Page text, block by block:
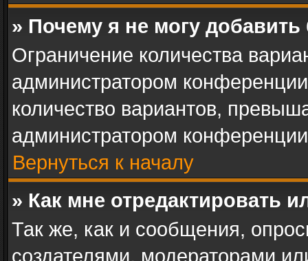
» Почему я не могу
Ограничение количества
администратором
количество вариантов,
администратором
Вернуться к началу
» Как мне отредактировать
Так же, как и сообщения,
создателями, модераторами